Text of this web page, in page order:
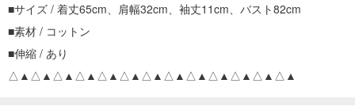
■サイズ / 着丈65cm、肩幅32cm、袖丈11cm、バスト82cm
■素材 / コットン
■伸縮 / あり
△▲△▲△▲△▲△▲△▲△▲△▲△▲△▲△▲△▲△▲